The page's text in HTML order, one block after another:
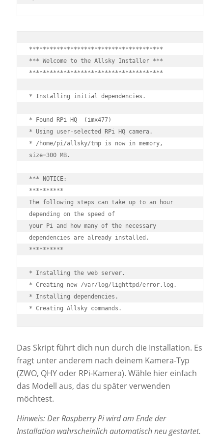
***************************************
*** Welcome to the Allsky Installer ***
***************************************
* Installing initial dependencies.
* Found RPi HQ  (imx477)
* Using user-selected RPi HQ camera.
* /home/pi/allsky/tmp is now in memory,
size=300 MB.
*** NOTICE:
**********
The following steps can take up to an hour
depending on the speed of
your Pi and how many of the necessary
dependencies are already installed.
**********
* Installing the web server.
* Creating new /var/log/lighttpd/error.log.
* Installing dependencies.
Das Skript führt dich nun durch die Installation. Es
fragt unter anderem nach deinem Kamera-Typ
(ZWO, QHY oder RPi-Kamera). Wähle hier einfach
das Modell aus, das du später verwenden
möchtest.
Hinweis: Der Raspberry Pi wird am Ende der
Installation wahrscheinlich automatisch neu gestartet.